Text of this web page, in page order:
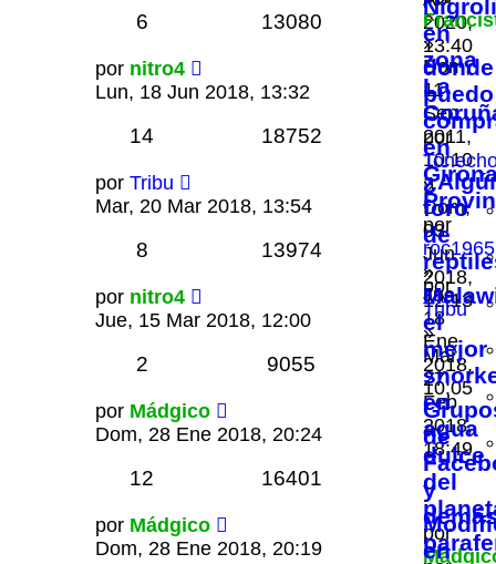
2020,
13:40
»
Dom,
11
Sep
2011,
10:10
en
zona
La
por
»
Dom,
03
Jun
2018,
12:13
6 13080
por nitro4
Lun, 18 Jun 2018, 13:32
donde
puedo
en
por
roc1965
»
Jue,
18
Ene
2018,
10:05
14 18752
por Tribu
Mar, 20 Mar 2018, 13:54
foro
de
por
Tribu
»
Mar,
27
Feb
2018,
18:49
8 13974
por nitro4
Jue, 15 Mar 2018, 12:00
el
mejor
en
agua
dulce
del
por
2 9055
por Mádgico
Dom, 28 Ene 2018, 20:24
de
y
12 16401
por Mádgico
Dom, 28 Ene 2018, 20:19
en